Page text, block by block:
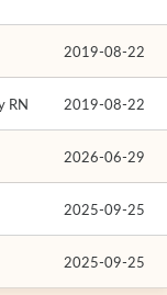
2019-08-22
RN 2019-08-22
2026-06-29
2025-09-25
2025-09-25